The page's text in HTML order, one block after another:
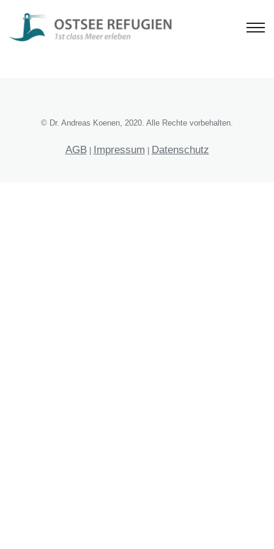
© Dr. Andreas Koenen, 2020. Alle Rechte vorbehalten.
AGB| Impressum Datenschutz